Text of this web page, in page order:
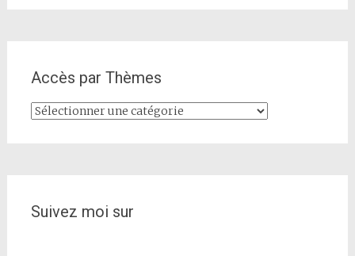
Accès par Thèmes
Accès
Suivez moi sur